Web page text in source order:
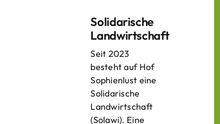
Solidarische
Landwirtschaft
Seit 2023
besteht auf Hof
Sophienlust eine
Solidarische
Landwirtschaft
(Solawi). Eine